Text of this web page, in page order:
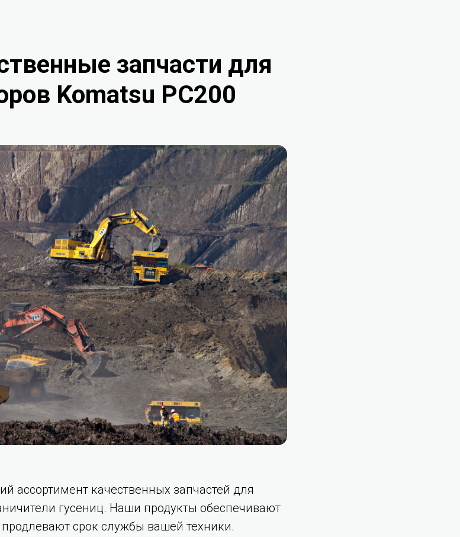
запчасти для
Komatsu PC200
ассортимент качественных запчастей для
гусениц. Наши продукты обеспечивают
срок службы вашей техники.